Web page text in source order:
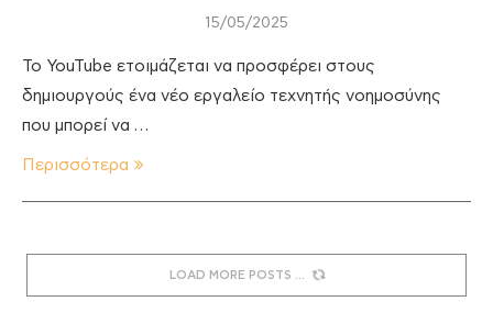
15/05/2025
Το YouTube ετοιμάζεται να προσφέρει στους
δημιουργούς ένα νέο εργαλείο τεχνητής νοημοσύνης
που μπορεί να …
Περισσότερα
LOAD MORE POSTS